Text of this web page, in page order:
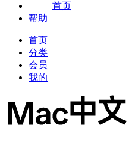
首页
帮助
首页
分类
会员
我的